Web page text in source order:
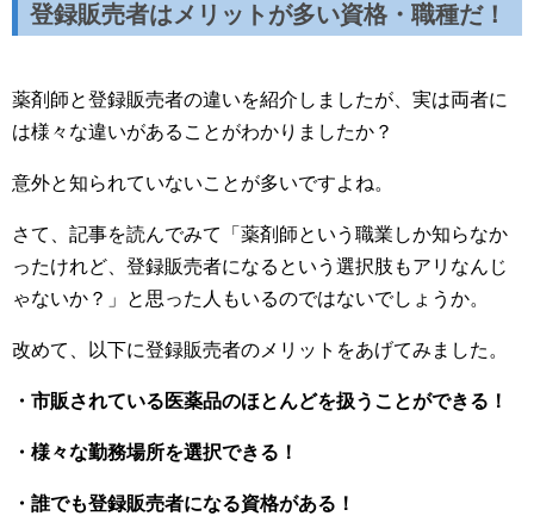
登録販売者はメリットが多い資格・職種だ！
薬剤師と登録販売者の違いを紹介しましたが、実は両者に
は様々な違いがあることがわかりましたか？
意外と知られていないことが多いですよね。
さて、記事を読んでみて「薬剤師という職業しか知らなか
ったけれど、登録販売者になるという選択肢もアリなんじ
ゃないか？」と思った人もいるのではないでしょうか。
改めて、以下に登録販売者のメリットをあげてみました。
・市販されている医薬品のほとんどを扱うことができる！
・様々な勤務場所を選択できる！
・誰でも登録販売者になる資格がある！